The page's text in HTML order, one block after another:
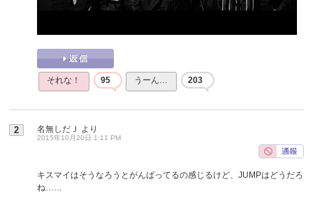
それな！ 95 うーん… 203
2 名無しだＪ より
2015年10月20日 1:11 PM
キスマイはそうなろうとがんばってるの感じるけど、JUMPはどうだろ
ね……